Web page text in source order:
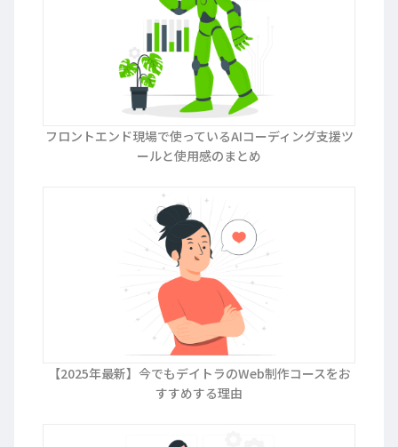
フロントエンド現場で使っているAIコーディング支援ツ
ールと使用感のまとめ
【2025年最新】今でもデイトラのWeb制作コースをお
すすめする理由